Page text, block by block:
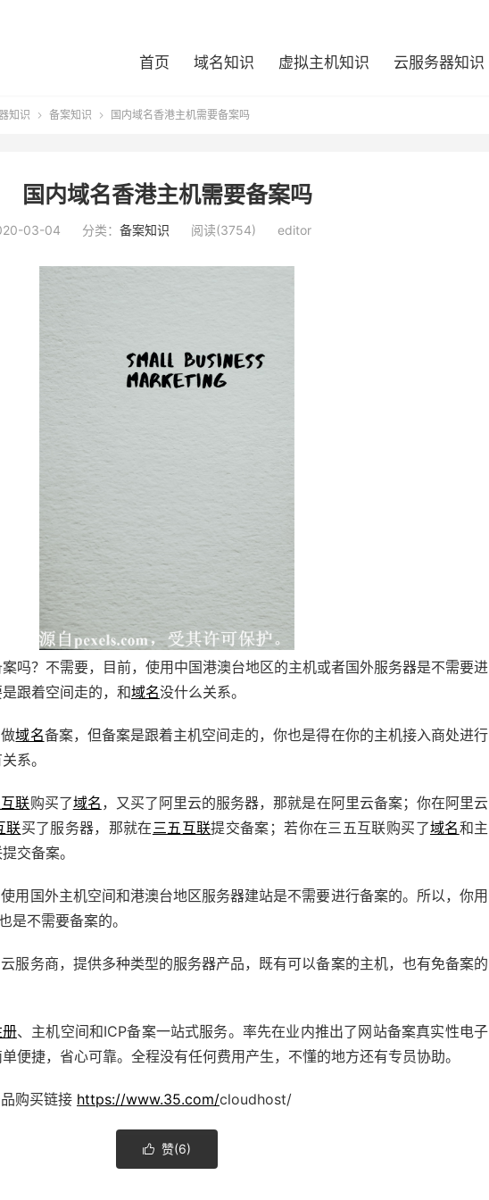
首页 域名知识 虚拟主机知识 云服务器知识
知识  备案知识  国内域名香港主机需要备案吗
国内域名香港主机需要备案吗
03-04 分类： 备案知识 阅读(3754) editor
吗？不需要，目前，使用中国港澳台地区的主机或者国外服务器是不需要进
跟着空间走的，和域名没什么关系。
域名备案，但备案是跟着主机空间走的，你也是得在你的主机接入商处进行
系。
联购买了域名 ，又买了阿里云的服务器，那就是在阿里云备案；你在阿里云
联买了服务器，那就在三五互联提交备案；若你在三五互联购买了域名和主
交备案。
用国外主机空间和港澳台地区服务器建站是不需要进行备案的。所以，你用
是不需要备案的。
服务商，提供多种类型的服务器产品，既有可以备案的主机，也有免备案的
、主机空间和ICP备案一站式服务。率先在业内推出了网站备案真实性电子
便捷，省心可靠。全程没有任何费用产生，不懂的地方还有专员协助。
购买链接 https://www.35.com/cloudhost/
 赞(6)